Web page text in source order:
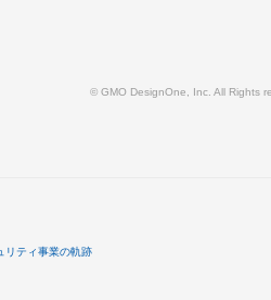
© GMO DesignOne, Inc. All Rights
リティ事業の軌跡